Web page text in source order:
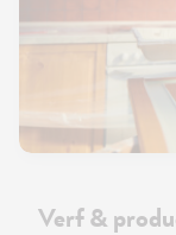
Verf &